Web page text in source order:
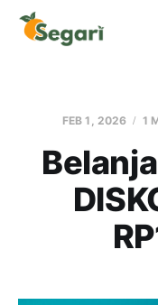
FEB 1, 2026 1